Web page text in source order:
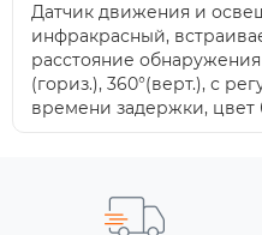
Датчик движения и
инфракрасный,
расстояние
(гориз.), 360°(верт.), с
времени задержки, цвет